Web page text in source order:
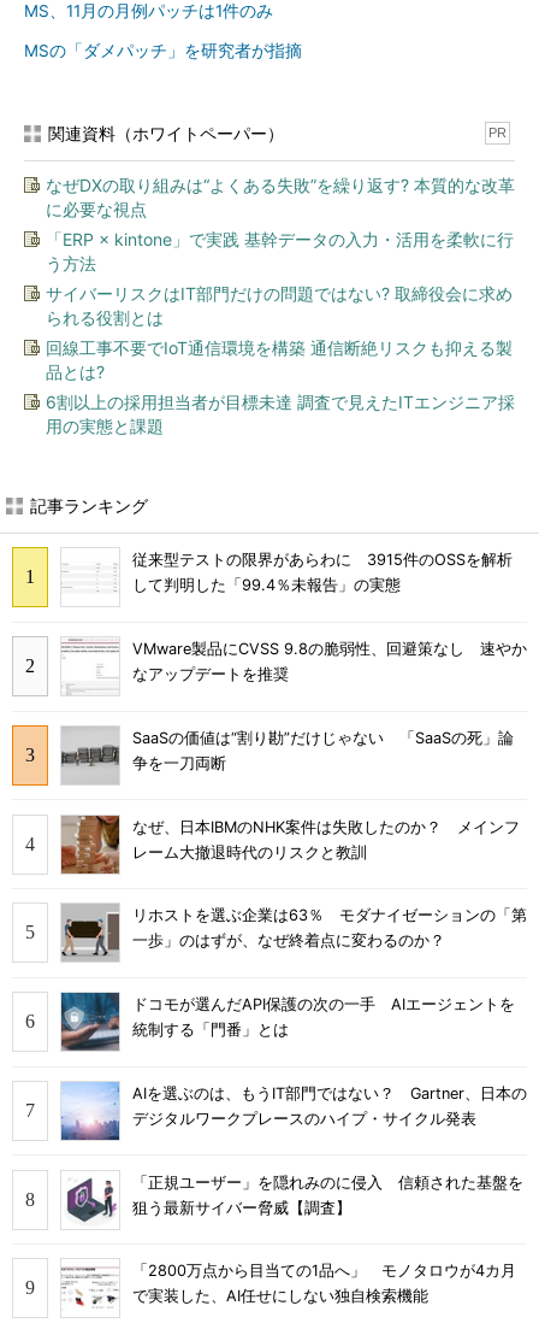
MS、11月の月例パッチは1件のみ
MSの「ダメパッチ」を研究者が指摘
関連資料（ホワイトペーパー） PR
なぜDXの取り組みは“よくある失敗”を繰り返す? 本質的な改革
に必要な視点
「ERP × kintone」で実践 基幹データの入力・活用を柔軟に行
う方法
サイバーリスクはIT部門だけの問題ではない? 取締役会に求め
られる役割とは
回線工事不要でIoT通信環境を構築 通信断絶リスクも抑える製
品とは?
6割以上の採用担当者が目標未達 調査で見えたITエンジニア採
用の実態と課題
記事ランキング
従来型テストの限界があらわに 3915件のOSSを解析
して判明した「99.4％未報告」の実態
VMware製品にCVSS 9.8の脆弱性、回避策なし 速やか
なアップデートを推奨
SaaSの価値は“割り勘”だけじゃない 「SaaSの死」論
争を一刀両断
なぜ、日本IBMのNHK案件は失敗したのか？ メインフ
レーム大撤退時代のリスクと教訓
リホストを選ぶ企業は63％ モダナイゼーションの「第
一歩」のはずが、なぜ終着点に変わるのか？
ドコモが選んだAPI保護の次の一手 AIエージェントを
統制する「門番」とは
AIを選ぶのは、もうIT部門ではない？ Gartner、日本の
デジタルワークプレースのハイプ・サイクル発表
「正規ユーザー」を隠れみのに侵入 信頼された基盤を
狙う最新サイバー脅威【調査】
「2800万点から目当ての1品へ」 モノタロウが4カ月
で実装した、AI任せにしない独自検索機能